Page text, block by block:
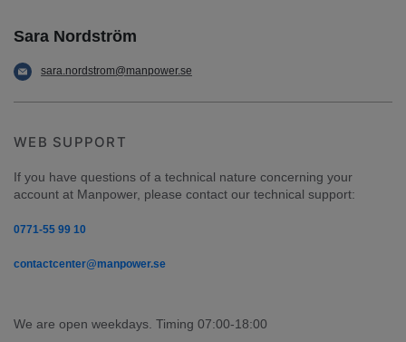
Sara Nordström
sara.nordstrom@manpower.se
WEB SUPPORT
If you have questions of a technical nature concerning your
account at Manpower, please contact our technical support:
0771-55 99 10
contactcenter@manpower.se
We are open weekdays. Timing 07:00-18:00